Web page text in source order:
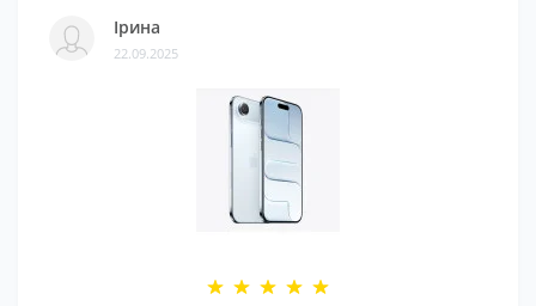
Ірина
22.09.2025